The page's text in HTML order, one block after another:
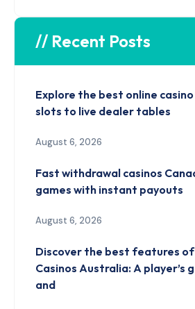
// Recent Posts
Explore the best online
slots to live dealer tables
August 6, 2026
Fast withdrawal casinos
games with instant payouts
August 6, 2026
Discover the best features
Casinos Australia: A player’s
and